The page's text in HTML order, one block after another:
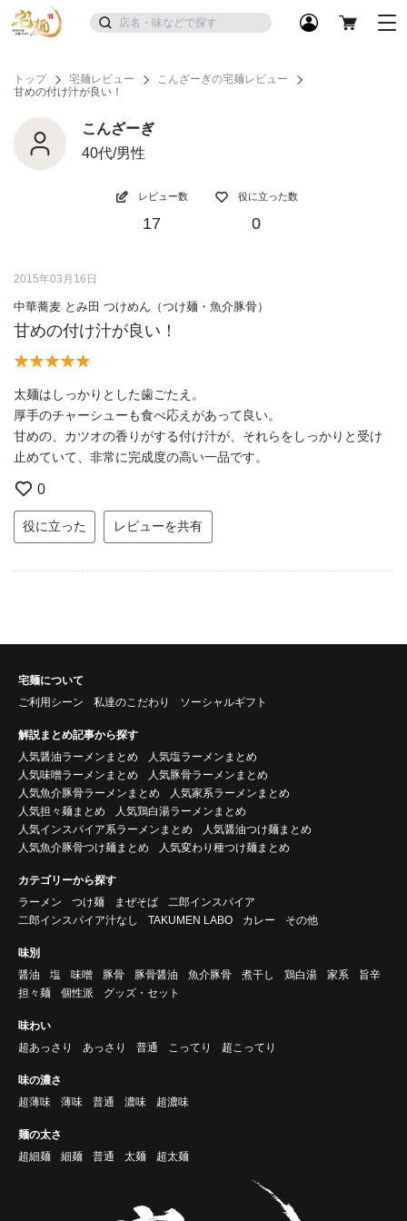
トップ 宅麺レビュー
こんざーぎの宅麺レビュー
甘めの付け汁が良い！
こんざーぎ
40代/男性
レビュー数
17
役に立った数
0
2015年03月16日
中華蕎麦 とみ田 つけめん（つけ麺・魚介豚骨）
甘めの付け汁が良い！
太麺はしっかりとした歯ごたえ。
厚手のチャーシューも食べ応えがあって良い。
甘めの、カツオの香りがする付け汁が、それらをしっかりと受け
止めていて、非常に完成度の高い一品です。
0
役に立った レビューを共有
宅麺について
ご利用シーン
私達のこだわり ソーシャルギフト
解説まとめ記事から探す
人気醤油ラーメンまとめ
人気塩ラーメンまとめ
人気味噌ラーメンまとめ
人気豚骨ラーメンまとめ
人気魚介豚骨ラーメンまとめ
人気家系ラーメンまとめ
人気担々麺まとめ
人気鶏白湯ラーメンまとめ
人気インスパイア系ラーメンまとめ
人気醤油つけ麺まとめ
人気魚介豚骨つけ麺まとめ
人気変わり種つけ麺まとめ
カテゴリーから探す
ラーメン
つけ麺 まぜそば
二郎インスパイア
二郎インスパイア汁なし
TAKUMEN LABO カレー その他
味別
醤油
塩 味噌 豚骨 豚骨醤油 魚介豚骨 煮干し 鶏白湯 家系
旨辛
担々麺
個性派 グッズ・セット
味わい
超あっさり
あっさり 普通 こってり 超こってり
味の濃さ
超薄味
薄味 普通 濃味 超濃味
麺の太さ
超細麺
細麺 普通 太麺 超太麺